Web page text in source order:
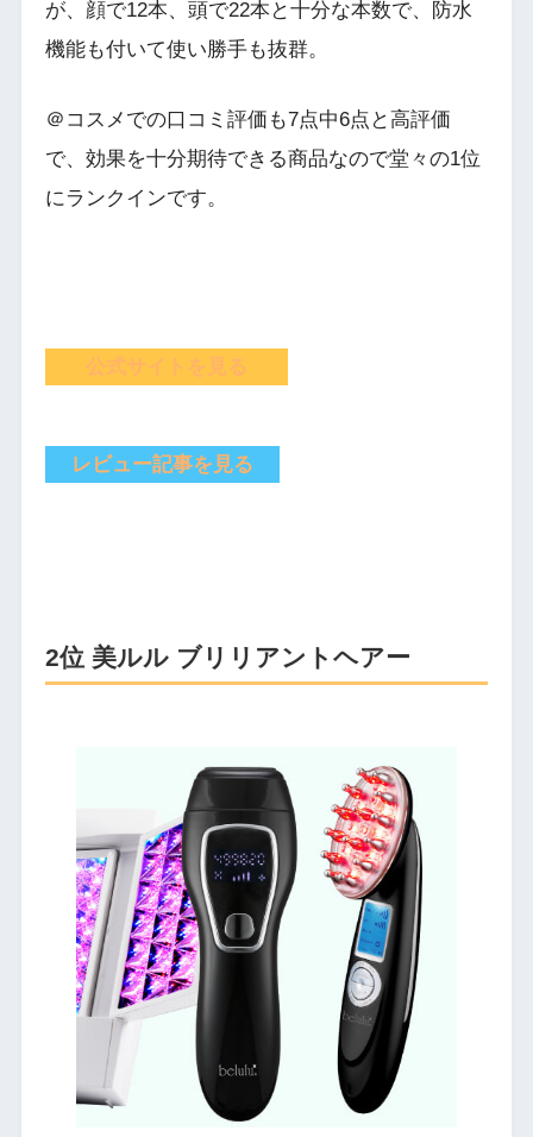
が、顔で12本、頭で22本と十分な本数で、防水
機能も付いて使い勝手も抜群。
＠コスメでの口コミ評価も7点中6点と高評価
で、効果を十分期待できる商品なので堂々の1位
にランクインです。
公式サイトを見る
レビュー記事を見る
2位 美ルル ブリリアントヘアー